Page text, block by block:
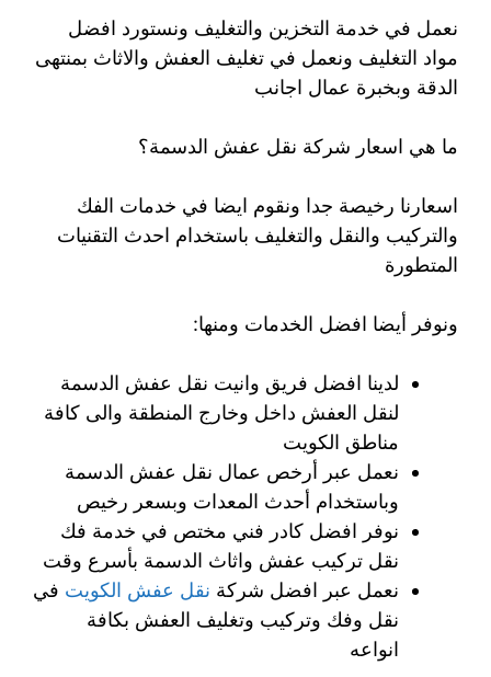
نعمل في خدمة التخزين والتغليف ونستورد افضل
مواد التغليف ونعمل في تغليف العفش والاثاث بمنتهى
الدقة وبخبرة عمال اجانب
ما هي اسعار شركة نقل عفش الدسمة؟
اسعارنا رخيصة جدا ونقوم ايضا في خدمات الفك
والتركيب والنقل والتغليف باستخدام احدث التقنيات
المتطورة
ونوفر أيضا افضل الخدمات ومنها:
لدينا افضل فريق وانيت نقل عفش الدسمة
لنقل العفش داخل وخارج المنطقة والى كافة
مناطق الكويت
نعمل عبر أرخص عمال نقل عفش الدسمة
وباستخدام أحدث المعدات وبسعر رخيص
نوفر افضل كادر فني مختص في خدمة فك
نقل تركيب عفش واثاث الدسمة بأسرع وقت
نعمل عبر افضل شركة نقل عفش الكويت في
نقل وفك وتركيب وتغليف العفش بكافة
انواعه